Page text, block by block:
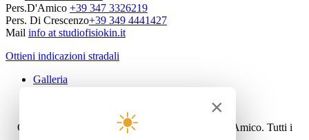
Pers.D'Amico +39 347 3326219
Pers. Di Crescenzo+39 349 4441427
Mail info at studiofisiokin.it
Ottieni indicazioni stradali
×
☀
Galleria
Copyright © 2016 Studiofisiokin - Dott. Carlo D'Amico. Tutti i